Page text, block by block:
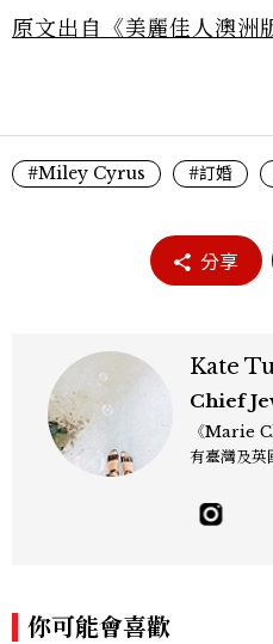
原文出自《美麗佳人澳洲
#Miley Cyrus #訂婚
分享
Kate
Chief
《Marie
有臺灣及英
佳人》編
你可能會喜歡